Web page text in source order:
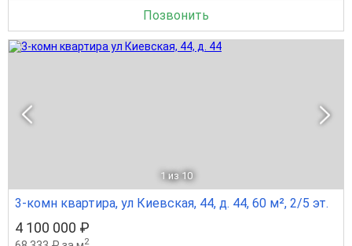
Позвонить
1 из 10
3-комн квартира, ул Киевская, 44, д. 44, 60 м², 2/5 эт.
4 100 000 ₽
2